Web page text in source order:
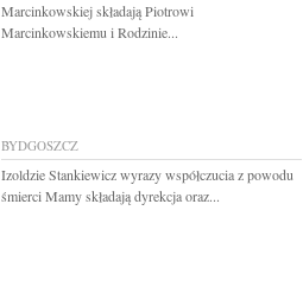
Marcinkowskiej składają Piotrowi
Marcinkowskiemu i Rodzinie...
BYDGOSZCZ
Izoldzie Stankiewicz wyrazy współczucia z powodu
śmierci Mamy składają dyrekcja oraz...